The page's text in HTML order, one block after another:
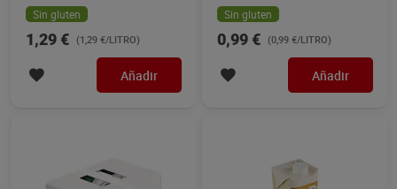
Sin gluten
1,29 € (1,29 €/LITRO)
Añadir
Sin gluten
0,99 € (0,99 €/LITRO)
Añadir